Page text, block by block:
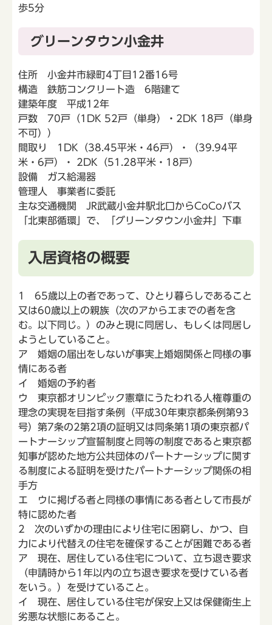
歩5分
グリーンタウン小金井
住所 小金井市緑町4丁目12番16号
構造 鉄筋コンクリート造 6階建て
建築年度 平成12年
戸数 70戸（1DK 52戸（単身）・2DK 18戸（単身
不可））
間取り 1DK（38.45平米・46戸）・（39.94平
米・6戸）・ 2DK（51.28平米・18戸）
設備 ガス給湯器
管理人 事業者に委託
主な交通機関 JR武蔵小金井駅北口からCoCoバス
「北東部循環」で、「グリーンタウン小金井」下車
入居資格の概要
1 65歳以上の者であって、ひとり暮らしであること
又は60歳以上の親族（次のアからエまでの者を含
む。以下同じ。）のみと現に同居し、もしくは同居し
ようとしていること。
ア 婚姻の届出をしないが事実上婚姻関係と同様の事
情にある者
イ 婚姻の予約者
ウ 東京都オリンピック憲章にうたわれる人権尊重の
理念の実現を目指す条例（平成30年東京都条例第93
号）第7条の2第2項の証明又は同条第1項の東京都パ
ートナーシップ宣誓制度と同等の制度であると東京都
知事が認めた地方公共団体のパートナーシップに関す
る制度による証明を受けたパートナーシップ関係の相
手方
エ ウに掲げる者と同様の事情にある者として市長が
特に認めた者
2 次のいずかの理由により住宅に困窮し、かつ、自
力により代替えの住宅を確保することが困難である者
ア 現在、居住している住宅について、立ち退き要求
（申請時から1年以内の立ち退き要求を受けている者
をいう。）を受けていること。
イ 現在、居住している住宅が保安上又は保健衛生上
劣悪な状態にあること。